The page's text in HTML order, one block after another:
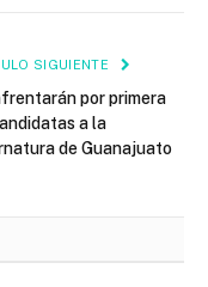
SIGUIENTE
por primera
a la
de Guanajuato